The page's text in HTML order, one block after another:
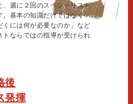
、週に２回のスペシャリスト
。基本の知識だけではなく
くには何が必要なのか」など
トならではの指導が受けられ
後
発揮